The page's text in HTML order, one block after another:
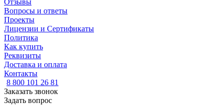
Отзывы
Вопросы и ответы
Проекты
Лицензии и Сертификаты
Политика
Как купить
Реквизиты
Доставка и оплата
Контакты
8 800 101 26 81
Заказать звонок
Задать вопрос